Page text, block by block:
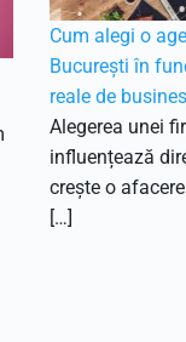
Cum alegi o
București în
reale de
Alegerea unei
influențează
crește o
[…]